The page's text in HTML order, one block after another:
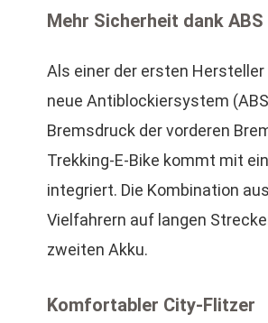
Mehr Sicherheit dank ABS
Als einer der ersten Hersteller
neue Antiblockiersystem
Bremsdruck der vorderen
Trekking-E-Bike kommt mit
integriert. Die Kombination
Vielfahrern auf langen
zweiten Akku.
Komfortabler City-Flitzer